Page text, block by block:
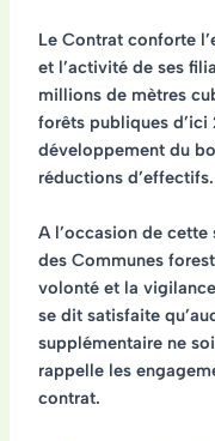
Le Contrat conforte
et l’activité de ses
millions de mètres
forêts publiques
développement du
réductions d’effectifs.
A l’occasion de
des Communes
volonté et la
se dit satisfaite
supplémentaire ne
rappelle les
contrat.